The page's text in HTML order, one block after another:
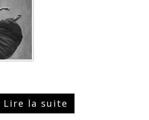
Lire la suite